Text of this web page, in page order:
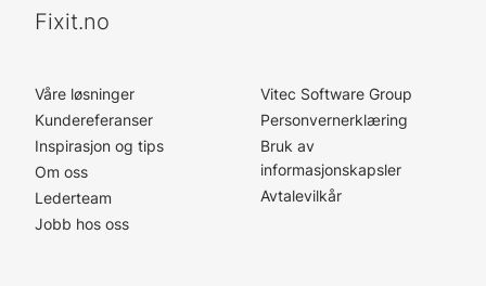
Fixit.no
Våre løsninger
Kundereferanser
Inspirasjon og tips
Om oss
Lederteam
Jobb hos oss
Vitec Software Group
Personvernerklæring
Bruk av
informasjonskapsler
Avtalevilkår